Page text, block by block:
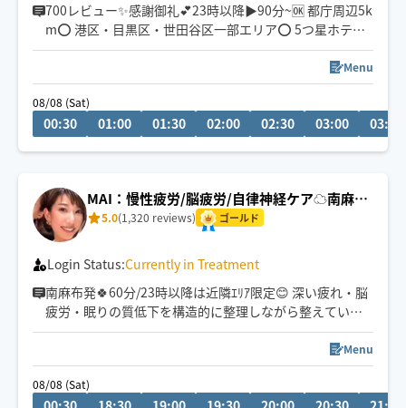
700レビュー✨感謝御礼💕23時以降▶︎90分~🆗 都庁周辺5k
m⭕️ 港区・目黒区・世田谷区一部エリア⭕️ 5つ星ホテル
でのサービス実績が信頼の証‼️ 施術延べ人数1万人超🌈 骨
盤•巻き肩調整などバランスを整えるケアが得意です✨
小顔フェイシャルもおすすめ💕(チャットで事前にお知ら
せください)
HOGUGU公式YouTubeチャンネルで紹介されています♪
Menu
08/08 (Sat)
00:30 01:00 01:30 02:00 02:30 03:00 03:30
MAI：慢性疲労/脳疲労/自律神経ケア☁️南麻布
発5.0(1,320 reviews) ゴールド
Login Status:Currently in Treatment
南麻布発🍀60分/23時以降は近隣ｴﾘｱ限定😊 深い疲れ・脳
疲労・眠りの質低下を構造的に整理しながら整えていく
施術してます💆
これまで多くの方の体の声と向き合い、深部からの回復
をサポートしてきました🤝
丁寧且つ的確な圧で確実に整う時間をご提供します🙂‍↕️
Menu
08/08 (Sat)